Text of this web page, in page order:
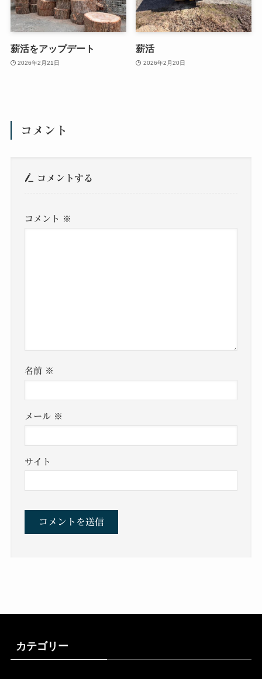
薪活をアップデート
2026年2月21日
薪活
2026年2月20日
コメント
コメントする
コメント ※
名前 ※
メール ※
サイト
カテゴリー